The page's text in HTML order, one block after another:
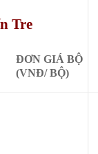
Tre
ĐƠN GIÁ BỘ
(VNĐ/ BỘ)